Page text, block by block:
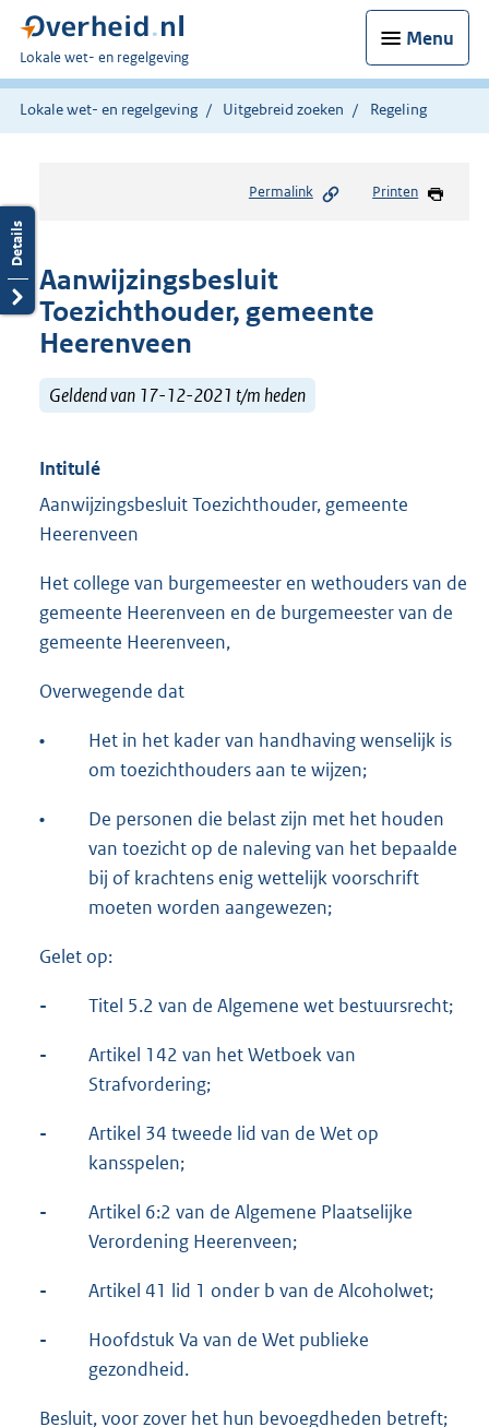
Menu
U
bent
hier:
Lokale wet- en regelgeving
Lokale wet- en regelgeving Uitgebreid zoeken Regeling
Permalink Printen
Aanwijzingsbesluit
Toezichthouder, gemeente
Heerenveen
Geldend van 17-12-2021 t/m heden
Intitulé
Aanwijzingsbesluit Toezichthouder, gemeente
Heerenveen
Het college van burgemeester en wethouders van de
gemeente Heerenveen en de burgemeester van de
gemeente Heerenveen,
Overwegende dat
•
Het in het kader van handhaving wenselijk is
om toezichthouders aan te wijzen;
•
De personen die belast zijn met het houden
van toezicht op de naleving van het bepaalde
bij of krachtens enig wettelijk voorschrift
moeten worden aangewezen;
Gelet op:
- Titel 5.2 van de Algemene wet bestuursrecht;
-
Artikel 142 van het Wetboek van
Strafvordering;
-
Artikel 34 tweede lid van de Wet op
kansspelen;
-
Artikel 6:2 van de Algemene Plaatselijke
Verordening Heerenveen;
- Artikel 41 lid 1 onder b van de Alcoholwet;
-
Hoofdstuk Va van de Wet publieke
gezondheid.
Besluit, voor zover het hun bevoegdheden betreft;